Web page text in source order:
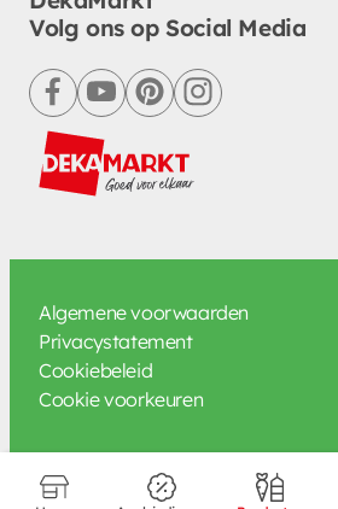
Volg ons op Social Media
facebookyoutubepinterestinstagram
Algemene voorwaarden
Privacystatement
Cookiebeleid
Cookie voorkeuren